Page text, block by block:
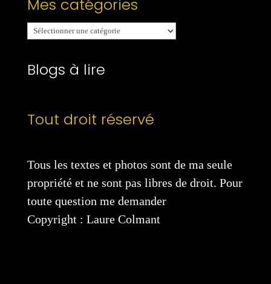
Mes catégories
Mes
catégories
Blogs à lire
Tout droit réservé
Tous les textes et photos sont de ma seule
propriété et ne sont pas libres de droit. Pour
toute question me demander
Copyright : Laure Colmant